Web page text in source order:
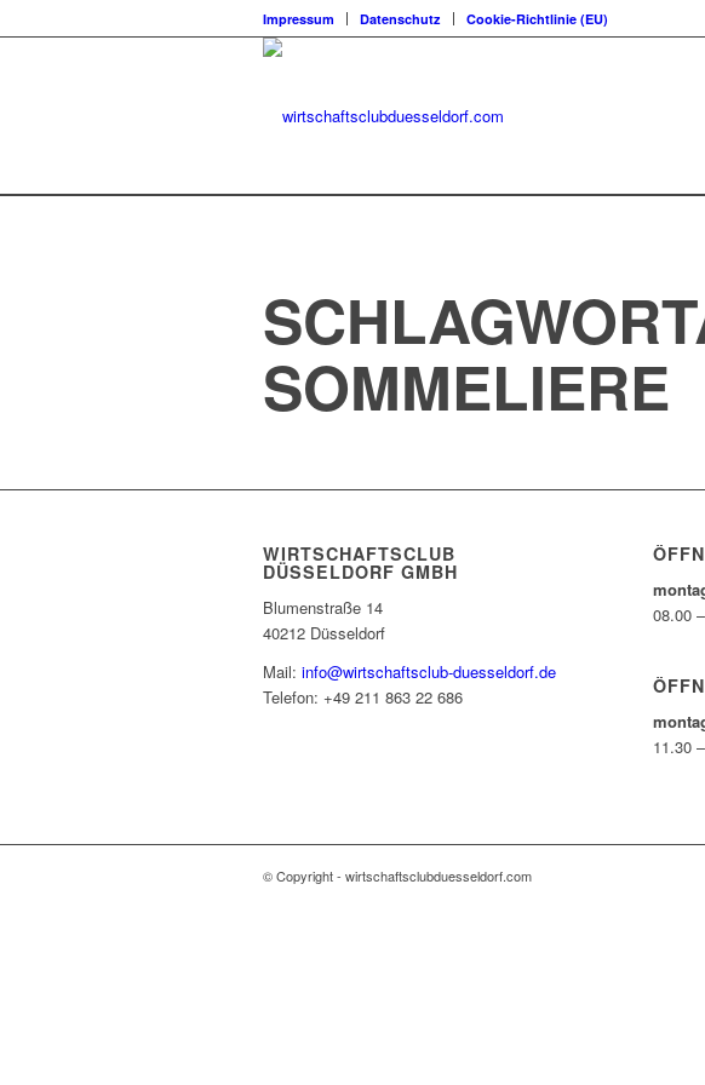
Impressum Datenschutz Cookie-Richtlinie (EU)
SOMMELIERE
WIRTSCHAFTSCLUB
DÜSSELDORF GMBH
Blumenstraße 14
40212 Düsseldorf
Mail: info@wirtschaftsclub-duesseldorf.de
Telefon: +49 211 863 22 686
08.00
11.30
© Copyright - wirtschaftsclubduesseldorf.com